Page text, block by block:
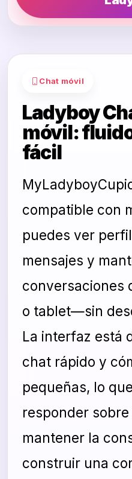
Chat móvil
Ladyboy
móvil:
fácil
compatible con
puedes ver
mensajes y
conversaciones
o tablet—sin
La interfaz está
chat rápido y
pequeñas, lo
responder
mantener la
construir una